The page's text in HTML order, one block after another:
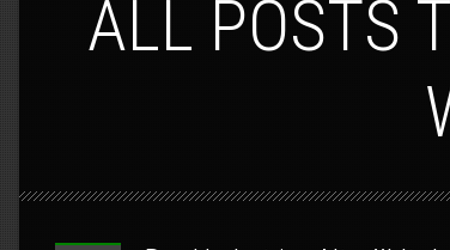
ALL POSTS